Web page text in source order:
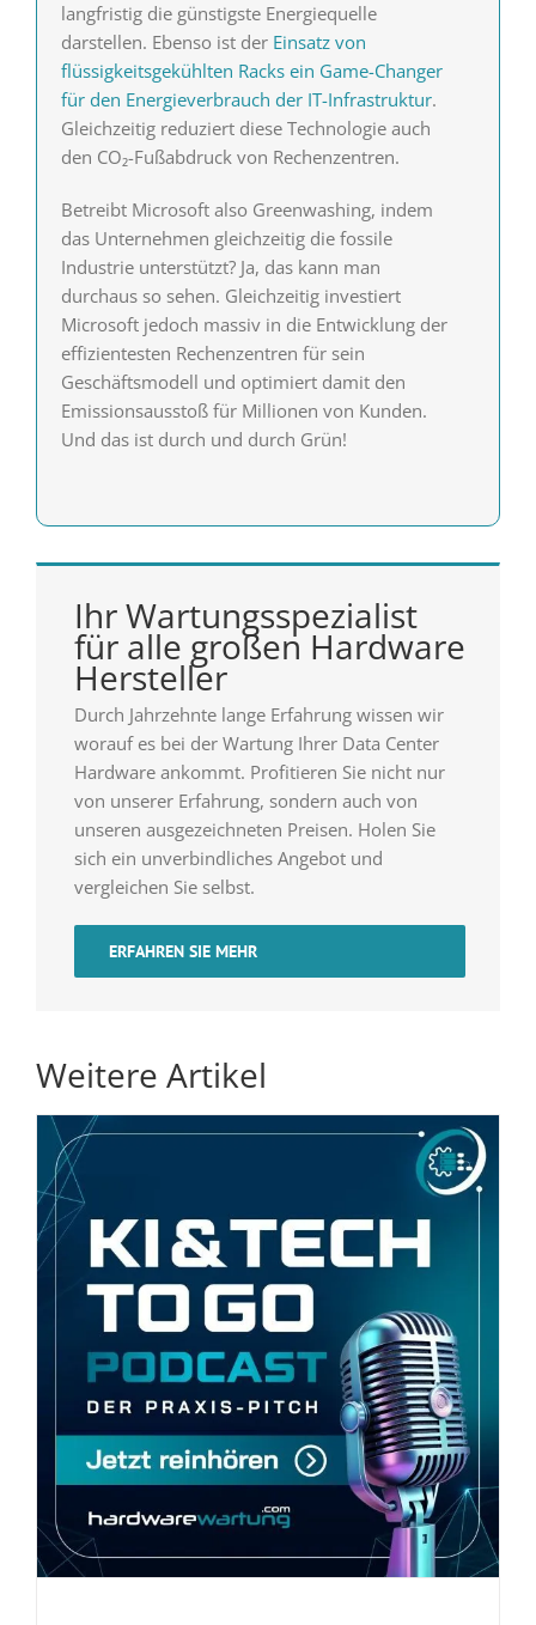
langfristig die günstigste Energiequelle
darstellen. Ebenso ist der Einsatz von
flüssigkeitsgekühlten Racks ein Game-Changer
für den Energieverbrauch der IT-Infrastruktur.
Gleichzeitig reduziert diese Technologie auch
den CO₂-Fußabdruck von Rechenzentren.
Betreibt Microsoft also Greenwashing, indem
das Unternehmen gleichzeitig die fossile
Industrie unterstützt? Ja, das kann man
durchaus so sehen. Gleichzeitig investiert
Microsoft jedoch massiv in die Entwicklung der
effizientesten Rechenzentren für sein
Geschäftsmodell und optimiert damit den
Emissionsausstoß für Millionen von Kunden.
Und das ist durch und durch Grün!
Ihr Wartungsspezialist
für alle großen Hardware
Hersteller
Durch Jahrzehnte lange Erfahrung wissen wir
worauf es bei der Wartung Ihrer Data Center
Hardware ankommt. Profitieren Sie nicht nur
von unserer Erfahrung, sondern auch von
unseren ausgezeichneten Preisen. Holen Sie
sich ein unverbindliches Angebot und
vergleichen Sie selbst.
ERFAHREN SIE MEHR
Weitere Artikel